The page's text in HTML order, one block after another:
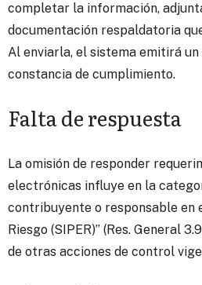
completar la información,
documentación respaldatoria
Al enviarla, el sistema emitirá
constancia de cumplimiento.
Falta de respuesta
La omisión de responder
electrónicas influye en la
contribuyente o responsable en
Riesgo (SIPER)” (Res. General
de otras acciones de control